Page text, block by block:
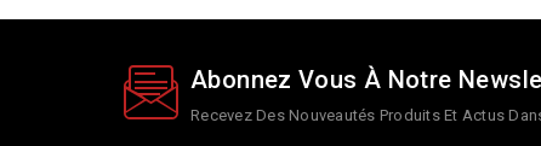
Abonnez Vous À Notre
Recevez Des Nouveautés Produits Et Actus